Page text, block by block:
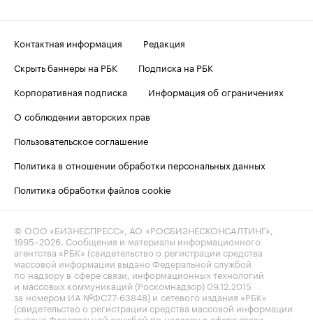
Контактная информация
Редакция
Скрыть баннеры на РБК
Подписка на РБК
Корпоративная подписка
Информация об ограничениях
О соблюдении авторских прав
Пользовательское соглашение
Политика в отношении обработки персональных данных
Политика обработки файлов cookie
© ООО «БИЗНЕСПРЕСС», АО «РОСБИЗНЕСКОНСАЛТИНГ»,
1995–2026. Сообщения и материалы информационного
агентства «РБК» (свидетельство о регистрации средства
массовой информации выдано Федеральной службой
по надзору в сфере связи, информационных технологий
и массовых коммуникаций (Роскомнадзор) 09.12.2015
за номером ИА №ФС77-63848) и сетевого издания «РБК»
(свидетельство о регистрации средства массовой информации